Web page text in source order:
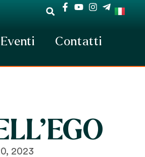
Eventi Contatti
2023